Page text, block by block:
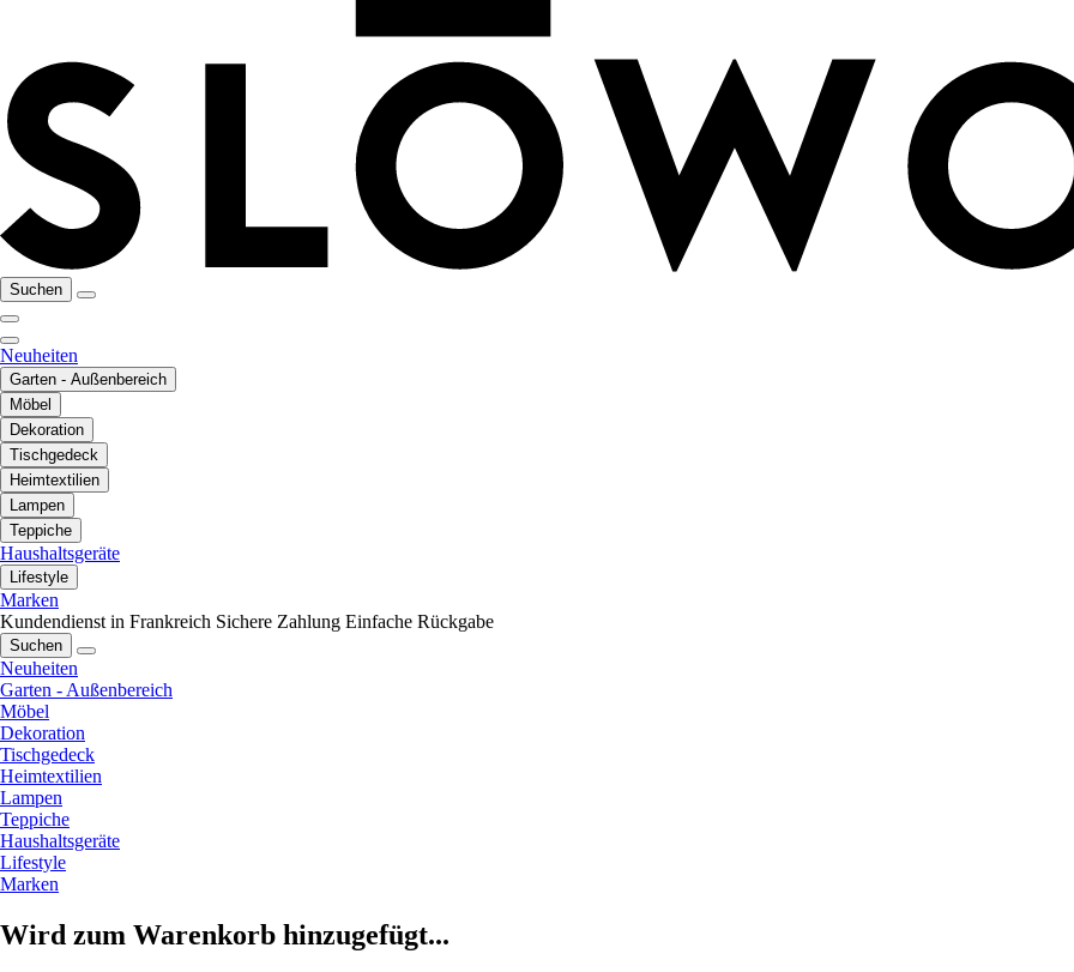
Suchen
Neuheiten
Garten - Außenbereich
Möbel
Dekoration
Tischgedeck
Heimtextilien
Lampen
Teppiche
Haushaltsgeräte
Lifestyle
Marken
Kundendienst in Frankreich Sichere Zahlung Einfache Rückgabe
Suchen
Neuheiten
Garten - Außenbereich
Möbel
Dekoration
Tischgedeck
Heimtextilien
Lampen
Teppiche
Haushaltsgeräte
Lifestyle
Marken
Wird zum Warenkorb hinzugefügt...